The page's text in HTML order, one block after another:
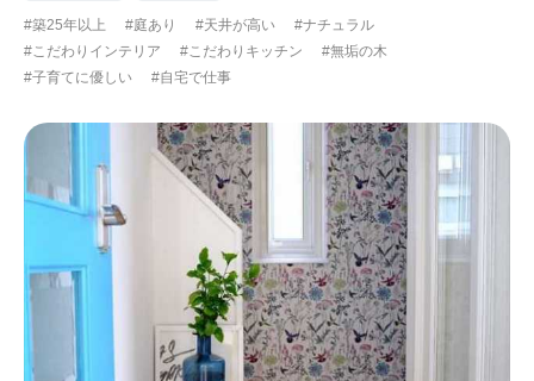
#築25年以上 #庭あり #天井が高い
#ナチュラル
#こだわりインテリア
#こだわりキッチン
#無垢の木
#子育てに優しい
#自宅で仕事